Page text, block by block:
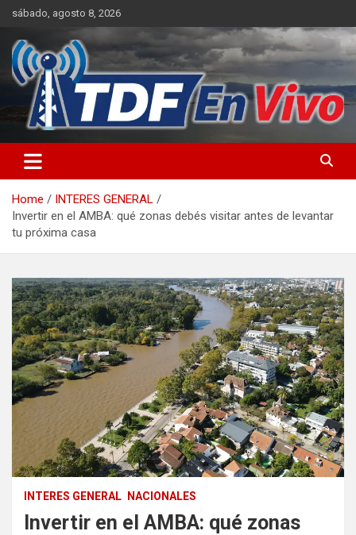
Skip
content
sábado, agosto 8, 2026
Home
INTERES GENERAL
Invertir en el AMBA: qué zonas debés visitar antes de levantar
tu próxima casa
INTERES GENERAL NACIONALES
Invertir en el AMBA: qué zonas